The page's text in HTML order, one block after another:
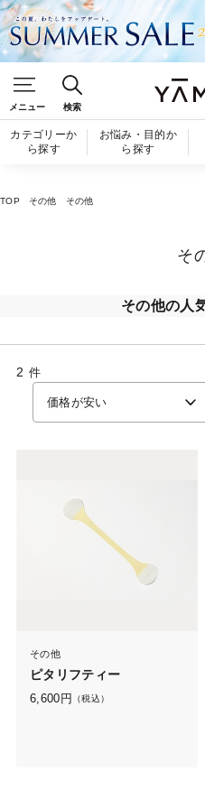
メニュー 検索
カテゴリーか
ら探す
お悩み・目的か
ら探す
TOP その他 その他
そ
その他の人
2 件
価格が安い
その他
ピタリフティー
6,600 円 （税込）